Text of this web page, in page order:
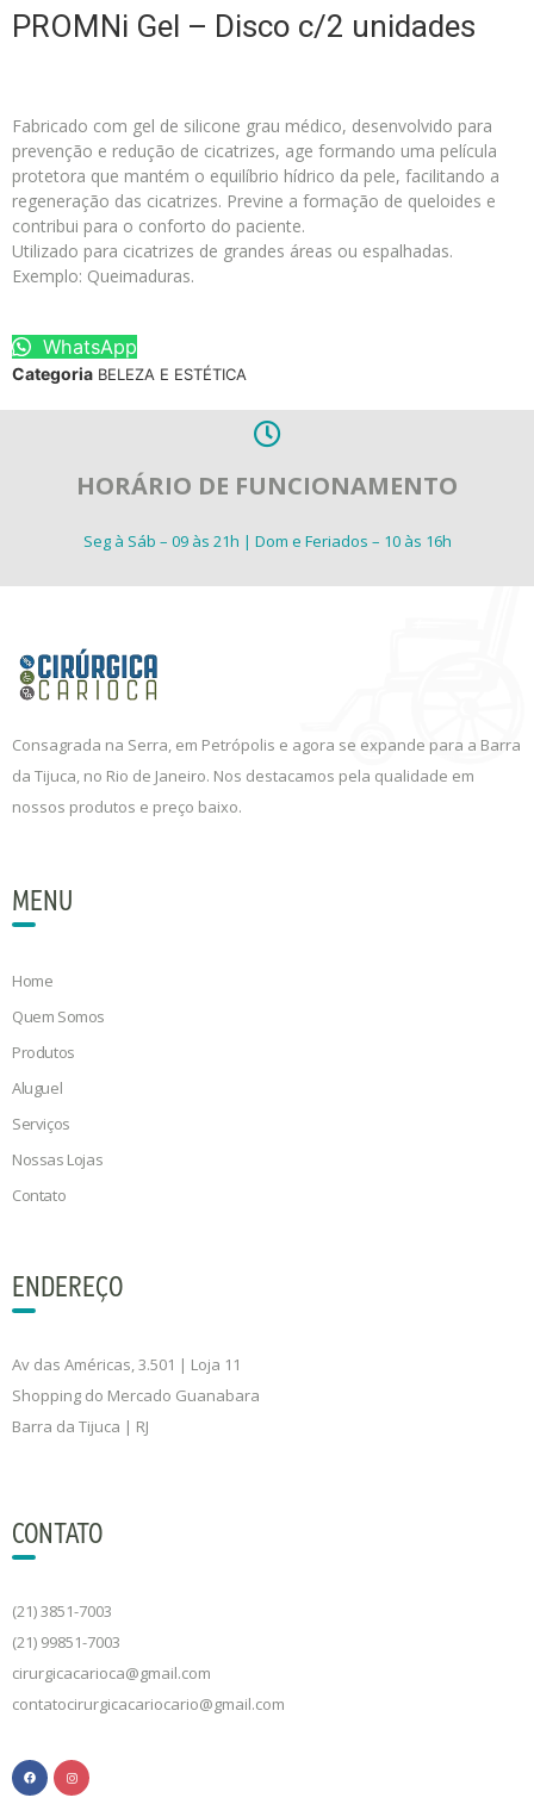
PROMNi Gel – Disco c/2 unidades
Fabricado com gel de silicone grau médico, desenvolvido para
prevenção e redução de cicatrizes, age formando uma película
protetora que mantém o equilíbrio hídrico da pele, facilitando a
regeneração das cicatrizes. Previne a formação de queloides e
contribui para o conforto do paciente.
Utilizado para cicatrizes de grandes áreas ou espalhadas.
Exemplo: Queimaduras.
WhatsApp
Categoria BELEZA E ESTÉTICA
HORÁRIO DE FUNCIONAMENTO
Seg à Sáb – 09 às 21h | Dom e Feriados – 10 às 16h
Consagrada na Serra, em Petrópolis e agora se expande para a Barra
da Tijuca, no Rio de Janeiro. Nos destacamos pela qualidade em
nossos produtos e preço baixo.
MENU
Home
Quem Somos
Produtos
Aluguel
Serviços
Nossas Lojas
Contato
ENDEREÇO
Av das Américas, 3.501 | Loja 11
Shopping do Mercado Guanabara
Barra da Tijuca | RJ
CONTATO
(21) 3851-7003
(21) 99851-7003
cirurgicacarioca@gmail.com
contatocirurgicacariocario@gmail.com